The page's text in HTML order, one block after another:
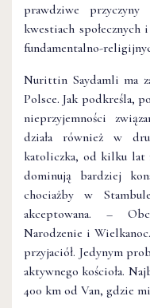
prawdziwe
kwestiach
fundamentalno-
Nurittin Saydamli ma
Polsce. Jak podkreśla,
nieprzyjemności
działa również w
katoliczka, od kilku lat
dominują bardziej
chociażby w
akceptowana. –
Narodzenie i
przyjaciół. Jedynym
aktywnego kościoła.
400 km od Van, gdzie